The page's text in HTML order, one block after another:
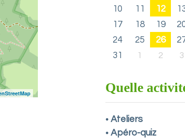
10
11 12
17
18 19
24
25 26
31
1 2 3
Quelle
•Ateliers
•Apéro-quiz